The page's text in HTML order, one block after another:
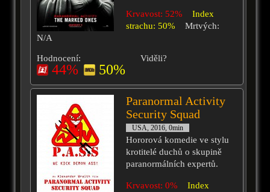
Krvavost: 52%
Index
strachu: 50%
Mrtvých:
N/A
Hodnocení:
44% 50%
Viděli?
Paranormal Activity
Security Squad
USA, 2016, 0min
Hororová komedie ve stylu
krotitelé duchů o skupině
paranormálních expertů.
Krvavost: 0%
Index